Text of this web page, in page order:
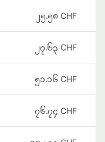
၂၅.၅၈ CHF
၂၇.၆၃ CHF
၅၁.၁၆ CHF
၇၆.၇၄ CHF